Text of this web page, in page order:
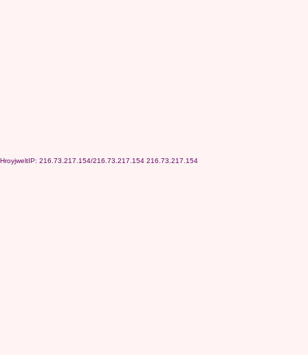
HroyjweltIP: 216.73.217.154/216.73.217.154 216.73.217.154